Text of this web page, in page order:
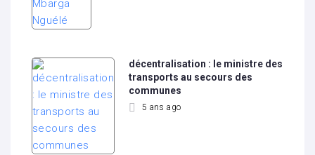
décentralisation : le ministre des
transports au secours des
communes
5 ans ago